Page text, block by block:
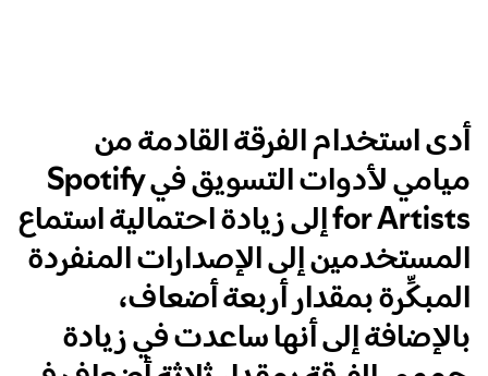
أدى استخدام الفرقة القادمة من
ميامي لأدوات التسويق في Spotify
for Artists إلى زيادة احتمالية استماع
المستخدمين إلى الإصدارات المنفردة
المبكِّرة بمقدار أربعة أضعاف،
بالإضافة إلى أنها ساعدت في زيادة